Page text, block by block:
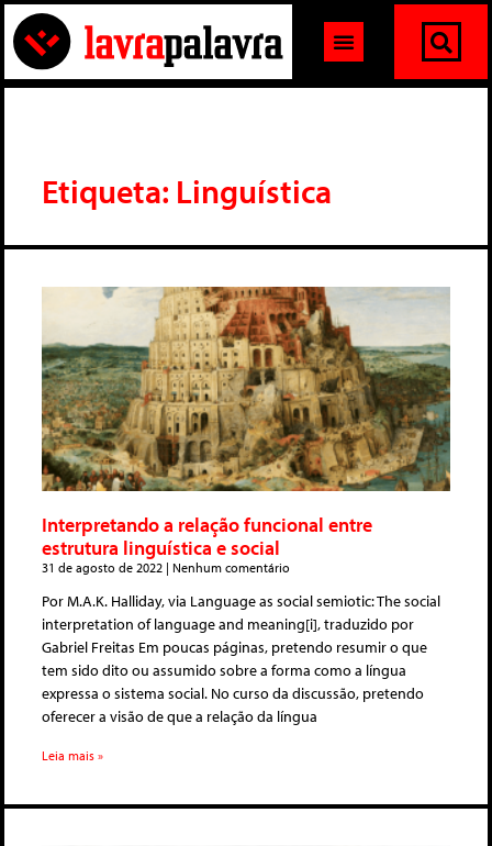
Etiqueta: Linguística
Interpretando a relação funcional entre
estrutura linguística e social
31 de agosto de 2022 Nenhum comentário
Por M.A.K. Halliday, via Language as social semiotic: The social
interpretation of language and meaning[i], traduzido por
Gabriel Freitas Em poucas páginas, pretendo resumir o que
tem sido dito ou assumido sobre a forma como a língua
expressa o sistema social. No curso da discussão, pretendo
oferecer a visão de que a relação da língua
Leia mais »